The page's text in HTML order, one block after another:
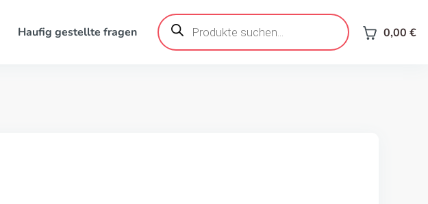
Haufig gestellte fragen
Products
search 0,00 €